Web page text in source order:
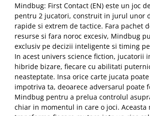
Mindbug: First Contact (EN) este un joc
pentru 2 jucatori, construit in jurul unor
rapide si extrem de tactice. Fara pachet
resurse si fara noroc excesiv, Mindbug
exclusiv pe decizii inteligente si timing
In acest univers science fiction, jucatorii
hibride bizare, fiecare cu abilitati
neasteptate. Insa orice carte jucata
impotriva ta, deoarece adversarul poate
Mindbug pentru a prelua controlul
chiar in momentul in care o joci. Aceasta